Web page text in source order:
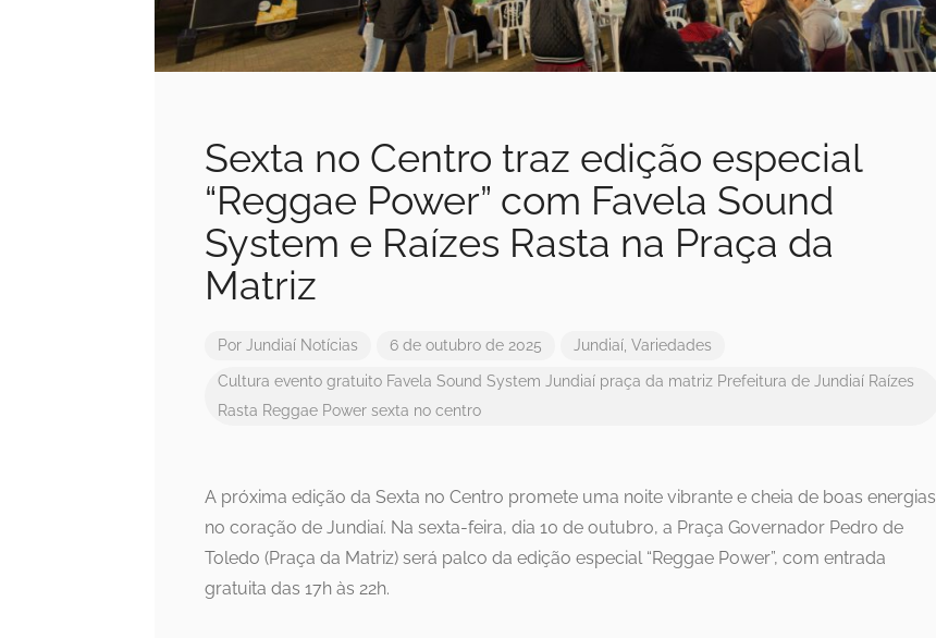
Sexta no Centro traz edição especial
“Reggae Power” com Favela Sound
System e Raízes Rasta na Praça da
Matriz
Por Jundiaí Notícias 6 de outubro de 2025 Jundiaí Variedades
Cultura evento gratuito Favela Sound System Jundiaí praça da matriz Prefeitura de Jundiaí Raízes
Rasta Reggae Power sexta no centro
A próxima edição da Sexta no Centro promete uma noite vibrante e cheia de boas energias
no coração de Jundiaí. Na sexta-feira, dia 10 de outubro, a Praça Governador Pedro de
Toledo (Praça da Matriz) será palco da edição especial “Reggae Power”, com entrada
gratuita das 17h às 22h.